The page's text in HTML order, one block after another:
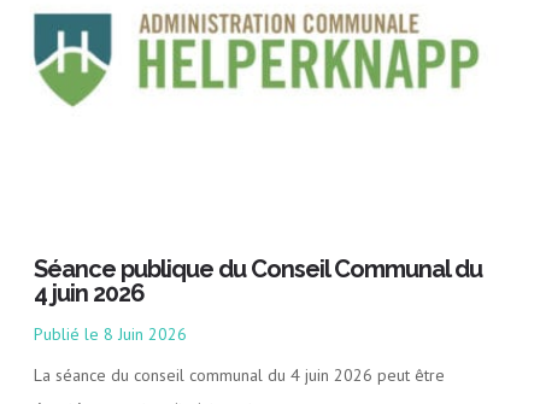
Séance publique du Conseil Communal du
4 juin 2026
8 Juin 2026
La séance du conseil communal du 4 juin 2026 peut être